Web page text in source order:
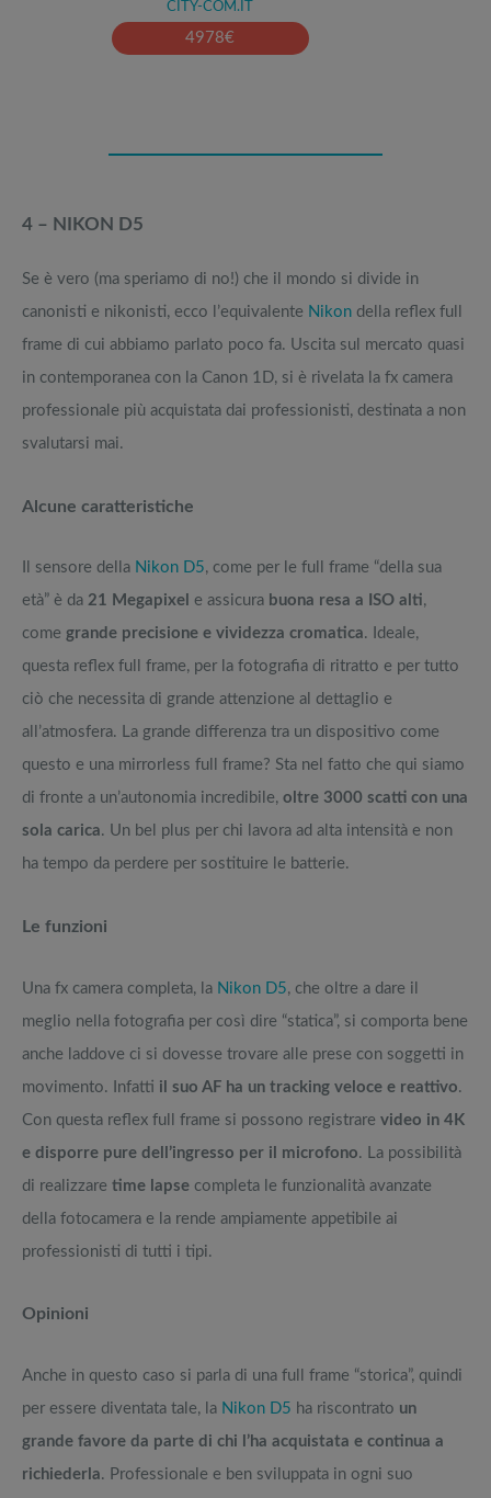
CITY-COM.IT
4978€
4 – NIKON D5
Se è vero (ma speriamo di no!) che il mondo si divide in
canonisti e nikonisti, ecco l’equivalente Nikon della reflex full
frame di cui abbiamo parlato poco fa. Uscita sul mercato quasi
in contemporanea con la Canon 1D, si è rivelata la fx camera
professionale più acquistata dai professionisti, destinata a non
svalutarsi mai.
Alcune caratteristiche
Il sensore della Nikon D5, come per le full frame “della sua
età” è da 21 Megapixel e assicura buona resa a ISO alti,
come grande precisione e vividezza cromatica. Ideale,
questa reflex full frame, per la fotografia di ritratto e per tutto
ciò che necessita di grande attenzione al dettaglio e
all’atmosfera. La grande differenza tra un dispositivo come
questo e una mirrorless full frame? Sta nel fatto che qui siamo
di fronte a un’autonomia incredibile, oltre 3000 scatti con una
sola carica. Un bel plus per chi lavora ad alta intensità e non
ha tempo da perdere per sostituire le batterie.
Le funzioni
Una fx camera completa, la Nikon D5, che oltre a dare il
meglio nella fotografia per così dire “statica”, si comporta bene
anche laddove ci si dovesse trovare alle prese con soggetti in
movimento. Infatti il suo AF ha un tracking veloce e reattivo.
Con questa reflex full frame si possono registrare video in 4K
e disporre pure dell’ingresso per il microfono. La possibilità
di realizzare time lapse completa le funzionalità avanzate
della fotocamera e la rende ampiamente appetibile ai
professionisti di tutti i tipi.
Opinioni
Anche in questo caso si parla di una full frame “storica”, quindi
per essere diventata tale, la Nikon D5 ha riscontrato un
grande favore da parte di chi l’ha acquistata e continua a
richiederla. Professionale e ben sviluppata in ogni suo